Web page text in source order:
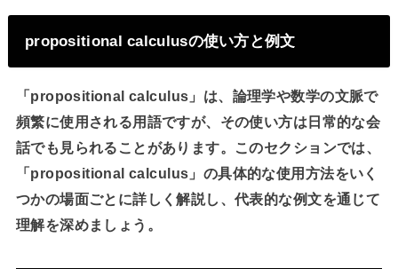
propositional calculusの使い方と例文
「propositional calculus」は、論理学や数学の文脈で
頻繁に使用される用語ですが、その使い方は日常的な会
話でも見られることがあります。このセクションでは、
「propositional calculus」の具体的な使用方法をいく
つかの場面ごとに詳しく解説し、代表的な例文を通じて
理解を深めましょう。